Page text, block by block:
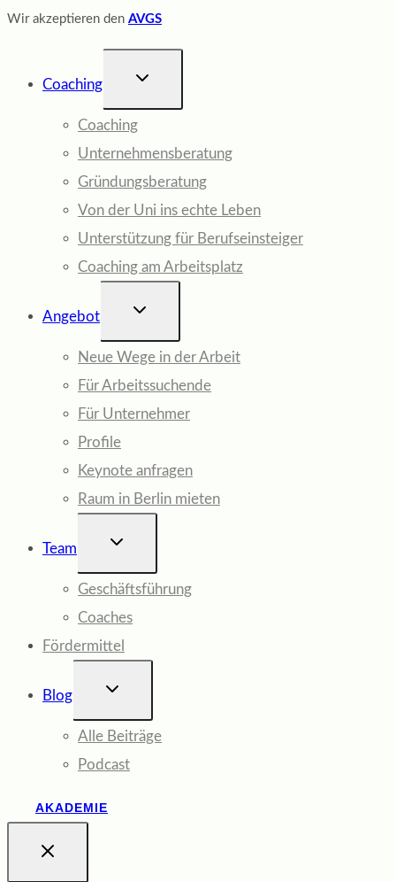
Wir akzeptieren den AVGS
Coaching
UNTERMENÜ
Coaching
Unternehmensberatung
Gründungsberatung
Von der Uni ins echte Leben
Unterstützung für Berufseinsteiger
Coaching am Arbeitsplatz
Angebot
UNTERMENÜ
Neue Wege in der Arbeit
Für Arbeitssuchende
Für Unternehmer
Profile
Keynote anfragen
Raum in Berlin mieten
Team
UNTERMENÜ
Geschäftsführung
Coaches
Fördermittel
Blog
UNTERMENÜ
Alle Beiträge
Podcast
AKADEMIE